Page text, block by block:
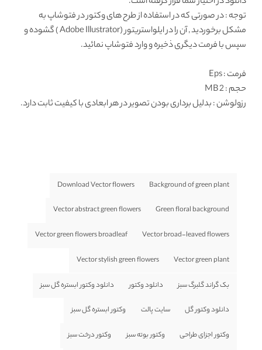
توجه : در صورتی که در استفاده از طرح های وکتور در فتوشاپ به
مشکل برخوردید , آن را در ایلواستریتور (Adobe Illustrator ) گشوده و
سپس با فرمت دیگری ذخیره و وارد فتوشاپ نمائید.
فرمت: Eps
حجم : 2 MB
رزولوشن: بدلیل برداری بودن تصویر در هر ابعادی با کیفیت ثابت دارد.
Background of green plant
Download Vector flowers
Green floral background
Vector abstract green flowers
Vector broad-leaved flowers
Vector green flowers broadleaf
Vector green plant
Vector stylish green flowers
بک گراند گلبرگ سبز دانلود وکتور دانلود وکتور ابستره گل سبز
دانلود وکتور گل سایت پالت وکتور ابستره گل سبز
وکتور اجزای طراحی وکتور بوته سبز وکتور درخت سبز